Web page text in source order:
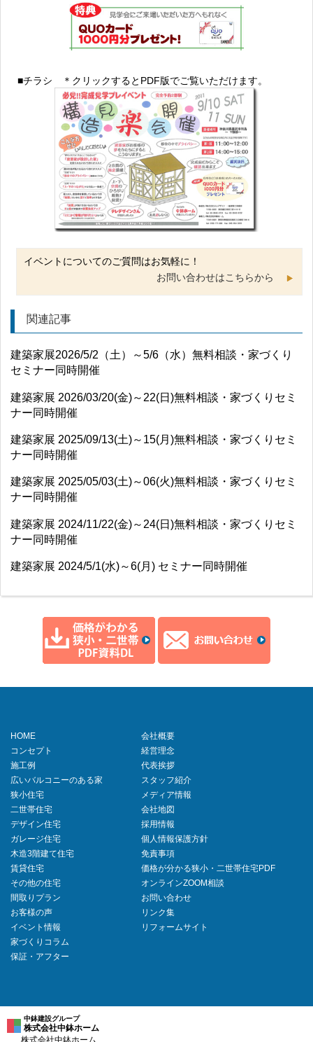
■チラシ ＊クリックするとPDF版でご覧いただけます。
イベントについてのご質問はお気軽に！
お問い合わせはこちらから
関連記事
建築家展2026/5/2（土）～5/6（水）無料相談・家づくり
セミナー同時開催
建築家展 2026/03/20(金)～22(日)無料相談・家づくりセミ
ナー同時開催
建築家展 2025/09/13(土)～15(月)無料相談・家づくりセミ
ナー同時開催
建築家展 2025/05/03(土)～06(火)無料相談・家づくりセミ
ナー同時開催
建築家展 2024/11/22(金)～24(日)無料相談・家づくりセミ
ナー同時開催
建築家展 2024/5/1(水)～6(月) セミナー同時開催
HOME
コンセプト
施工例
広いバルコニーのある家
狭小住宅
二世帯住宅
デザイン住宅
ガレージ住宅
木造3階建て住宅
賃貸住宅
その他の住宅
間取りプラン
お客様の声
イベント情報
家づくりコラム
保証・アフター
会社概要
経営理念
代表挨拶
スタッフ紹介
メディア情報
会社地図
採用情報
個人情報保護方針
免責事項
価格が分かる狭小・二世帯住宅PDF
オンラインZOOM相談
お問い合わせ
リンク集
リフォームサイト
中鉢建設グループ
株式会社中鉢ホーム
株式会社中鉢ホーム